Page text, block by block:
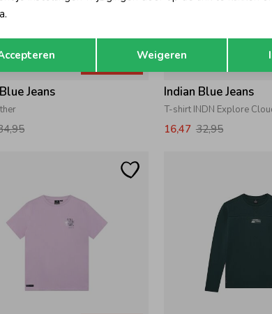
Jeans Indian Blue Jeans
T-shirt INDN Explore
16,47 32,95
Opslaan
Weigeren